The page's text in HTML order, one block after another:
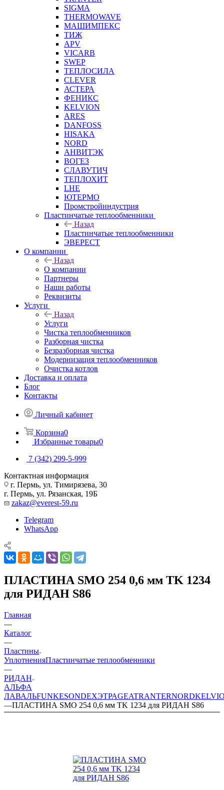
SIGMA
THERMOWAVE
МАШИМПЕКС
ТИЖ
APV
VICARB
SWEP
ТЕПЛОСИЛА
CLEVER
АСТЕРА
ФЕНИКС
KELVION
ARES
DANFOSS
HISAKA
NORD
АНВИТЭК
ВОГЕЗ
СЛАВУТИЧ
ТЕПЛОХИТ
LHE
ЮТЕРМО
Промстройиндустрия
Пластинчатые теплообменники
Назад
Пластинчатые теплообменники
ЭВЕРЕСТ
О компании
Назад
О компании
Партнеры
Наши работы
Реквизиты
Услуги
Назад
Услуги
Чистка теплообменников
Разборная чистка
Безразборная чистка
Модернизация теплообменников
Очистка котлов
Доставка и оплата
Блог
Контакты
Личный кабинет
Корзина0
Избранные товары0
7 (342) 299-5-999
Контактная информация
г. Пермь, ул. Тимирязева, 30
г. Пермь, ул. Рязанская, 19Б
zakaz@everest-59.ru
Telegram
WhatsApp
ПЛАСТИНА SMO 254 0,6 мм TK 1234
для РИДАН S86
Главная
—
Каталог
—
Пластины
УплотненияПластинчатые теплообменники
—
РИДАН
АЛЬФА
ЛАВАЛЬFUNKESONDEXЭТРАGEATRANTERNORD
—ПЛАСТИНА SMO 254 0,6 мм TK 1234 для РИДАН S86